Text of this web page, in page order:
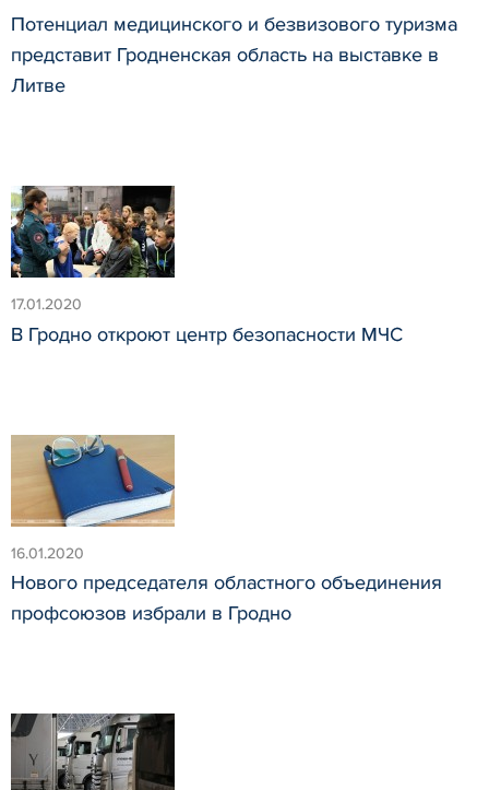
Потенциал медицинского и безвизового туризма
представит Гродненская область на выставке в
Литве
17.01.2020
В Гродно откроют центр безопасности МЧС
16.01.2020
Нового председателя областного объединения
профсоюзов избрали в Гродно